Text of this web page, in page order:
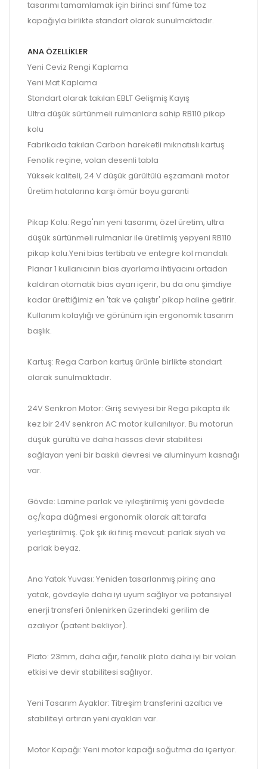
tasarımı tamamlamak için birinci sınıf füme toz
kapağıyla birlikte standart olarak sunulmaktadır.
ANA ÖZELLİKLER
Yeni Ceviz Rengi Kaplama
Yeni Mat Kaplama
Standart olarak takılan EBLT Gelişmiş Kayış
Ultra düşük sürtünmeli rulmanlara sahip RB110 pikap
kolu
Fabrikada takılan Carbon hareketli mıknatıslı kartuş
Fenolik reçine, volan desenli tabla
Yüksek kaliteli, 24 V düşük gürültülü eşzamanlı motor
Üretim hatalarına karşı ömür boyu garanti
Pikap Kolu: Rega'nın yeni tasarımı, özel üretim, ultra
düşük sürtünmeli rulmanlar ile üretilmiş yepyeni RB110
pikap kolu.Yeni bias tertibatı ve entegre kol mandalı.
Planar 1 kullanıcının bias ayarlama ihtiyacını ortadan
kaldıran otomatik bias ayarı içerir, bu da onu şimdiye
kadar ürettiğimiz en 'tak ve çalıştır' pikap haline getirir.
Kullanım kolaylığı ve görünüm için ergonomik tasarım
başlık.
Kartuş: Rega Carbon kartuş ürünle birlikte standart
olarak sunulmaktadır.
24V Senkron Motor: Giriş seviyesi bir Rega pikapta ilk
kez bir 24V senkron AC motor kullanılıyor. Bu motorun
düşük gürültü ve daha hassas devir stabilitesi
sağlayan yeni bir baskılı devresi ve aluminyum kasnağı
var.
Gövde: Lamine parlak ve iyileştirilmiş yeni gövdede
aç/kapa düğmesi ergonomik olarak alt tarafa
yerleştirilmiş. Çok şık iki finiş mevcut: parlak siyah ve
parlak beyaz.
Ana Yatak Yuvası: Yeniden tasarlanmış pirinç ana
yatak, gövdeyle daha iyi uyum sağlıyor ve potansiyel
enerji transferi önlenirken üzerindeki gerilim de
azalıyor (patent bekliyor).
Plato: 23mm, daha ağır, fenolik plato daha iyi bir volan
etkisi ve devir stabilitesi sağlıyor.
Yeni Tasarım Ayaklar: Titreşim transferini azaltıcı ve
stabiliteyi artıran yeni ayakları var.
Motor Kapağı: Yeni motor kapağı soğutma da içeriyor.